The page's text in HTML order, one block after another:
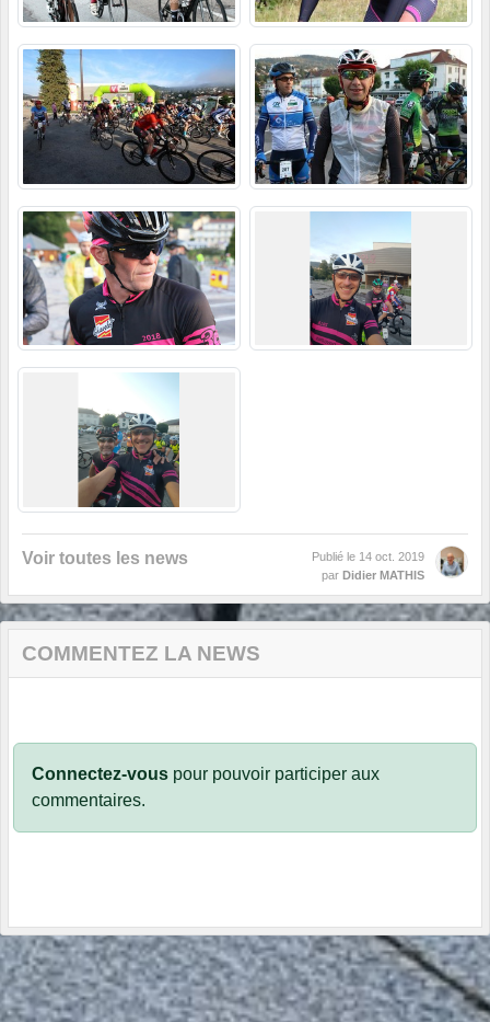
Voir toutes les news Publié le 14 oct. 2019
par Didier MATHIS
COMMENTEZ LA NEWS
Connectez-vous pour pouvoir participer aux
commentaires.